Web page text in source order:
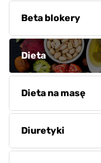
Beta blokery
Dieta
Dieta na masę
Diuretyki